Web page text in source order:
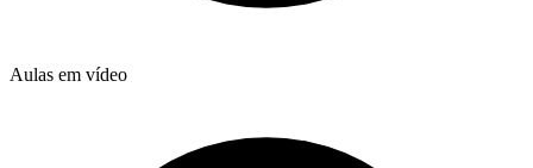
Aulas em vídeo